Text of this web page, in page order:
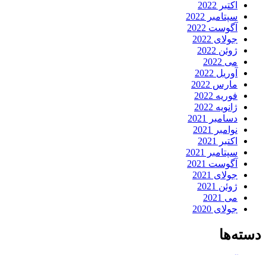
اکتبر 2022
سپتامبر 2022
آگوست 2022
جولای 2022
ژوئن 2022
می 2022
آوریل 2022
مارس 2022
فوریه 2022
ژانویه 2022
دسامبر 2021
نوامبر 2021
اکتبر 2021
سپتامبر 2021
آگوست 2021
جولای 2021
ژوئن 2021
می 2021
جولای 2020
دسته‌ها